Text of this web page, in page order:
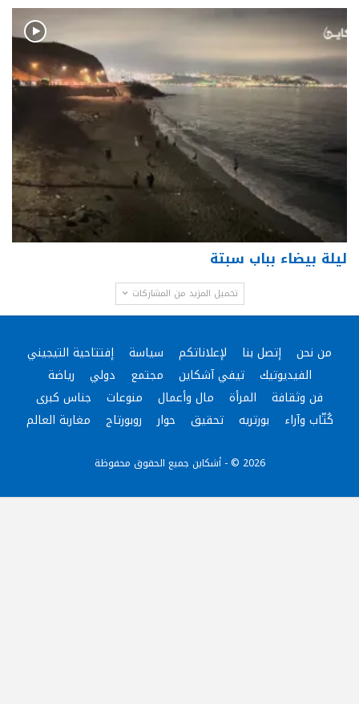
ليلة بيضاء بباب سبتة
تحميل المزيد من المشاركات
من نحن إتصل بنا لإعلاناتكم سياسة
إفتتاحية التيجيني
الفيديوتيك
تيفي آشكاين مجتمع دولي
رياضة
فن وثقافة
المرأة مال وأعمال منوعات
جناس كبرى
كُتّاب وآراء
بورتريه تحقيق حوار روبورتاج مغاربة العالم
2026 © - أشكاين جميع الحقوق محفوظة